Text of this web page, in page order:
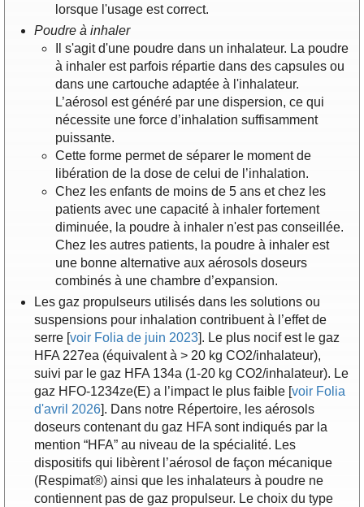
lorsque l'usage est correct.
Poudre à inhaler
Il s'agit d'une poudre dans un inhalateur. La poudre
à inhaler est parfois répartie dans des capsules ou
dans une cartouche adaptée à l'inhalateur.
L’aérosol est généré par une dispersion, ce qui
nécessite une force d’inhalation suffisamment
puissante.
Cette forme permet de séparer le moment de
libération de la dose de celui de l’inhalation.
Chez les enfants de moins de 5 ans et chez les
patients avec une capacité à inhaler fortement
diminuée, la poudre à inhaler n'est pas conseillée.
Chez les autres patients, la poudre à inhaler est
une bonne alternative aux aérosols doseurs
combinés à une chambre d’expansion.
Les gaz propulseurs utilisés dans les solutions ou
suspensions pour inhalation contribuent à l’effet de
serre [voir Folia de juin 2023]. Le plus nocif est le gaz
HFA 227ea (équivalent à > 20 kg CO2/inhalateur),
suivi par le gaz HFA 134a (1-20 kg CO2/inhalateur). Le
gaz HFO-1234ze(E) a l’impact le plus faible [voir Folia
d'avril 2026]. Dans notre Répertoire, les aérosols
doseurs contenant du gaz HFA sont indiqués par la
mention “HFA” au niveau de la spécialité. Les
dispositifs qui libèrent l’aérosol de façon mécanique
(Respimat®) ainsi que les inhalateurs à poudre ne
contiennent pas de gaz propulseur. Le choix du type